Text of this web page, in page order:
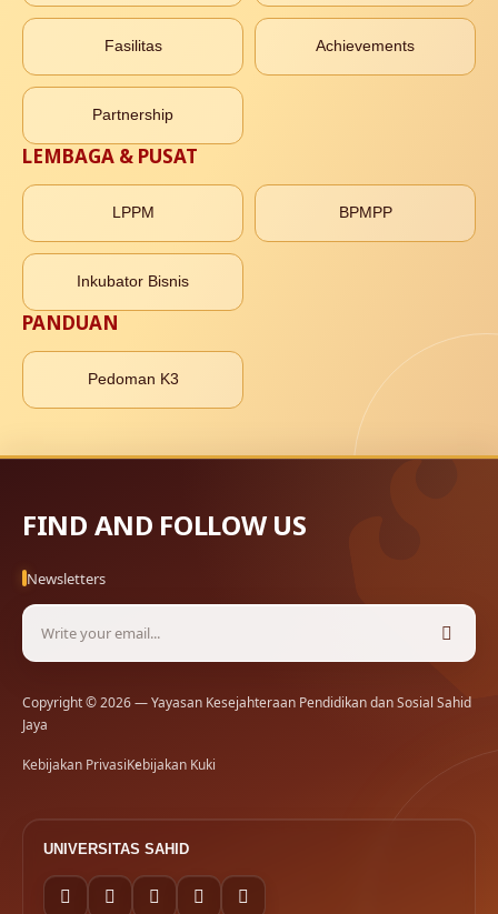
Fasilitas Achievements
Partnership
LEMBAGA & PUSAT
LPPM BPMPP
Inkubator Bisnis
PANDUAN
Pedoman K3
FIND AND FOLLOW US
Newsletters
Copyright © 2026 — Yayasan Kesejahteraan Pendidikan dan Sosial Sahid
Jaya
Kebijakan PrivasiKebijakan Kuki
UNIVERSITAS SAHID